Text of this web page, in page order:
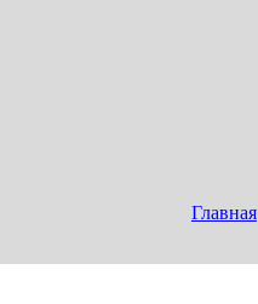
Главная